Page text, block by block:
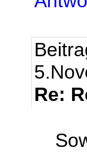
Re: